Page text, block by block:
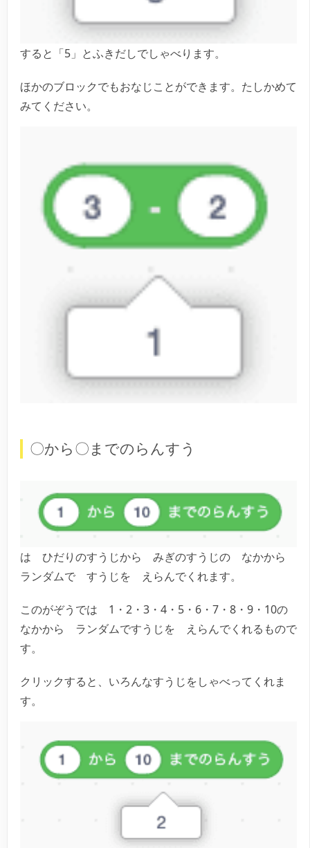
すると「5」とふきだしでしゃべります。
ほかのブロックでもおなじことができます。たしかめて
みてください。
〇から〇までのらんすう
は ひだりのすうじから みぎのすうじの なかから
ランダムで すうじを えらんでくれます。
このがぞうでは 1・2・3・4・5・6・7・8・9・10の
なかから ランダムですうじを えらんでくれるもので
す。
クリックすると、いろんなすうじをしゃべってくれま
す。